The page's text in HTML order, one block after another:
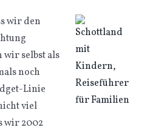
wir den
wir selbst als
noch
Linie
viel
wir 2002